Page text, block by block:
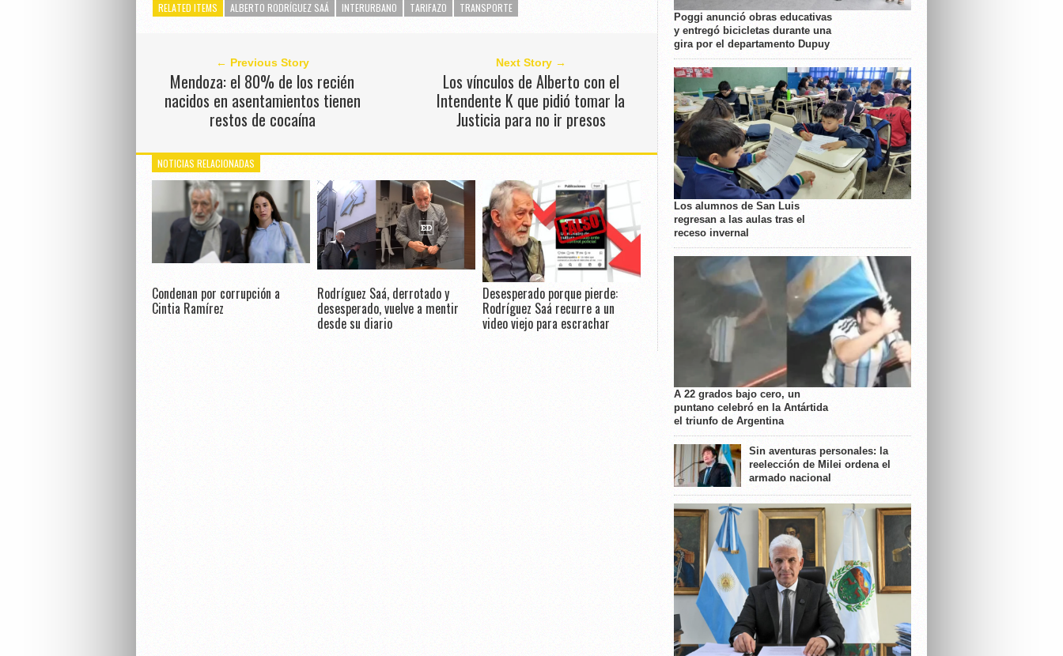
RELATED ITEMS ALBERTO RODRÍGUEZ SAÁ INTERURBANO TARIFAZO TRANSPORTE
← Previous Story
Mendoza: el 80% de los recién
nacidos en asentamientos tienen
restos de cocaína
Next Story →
Los vínculos de Alberto con el
Intendente K que pidió tomar la
Justicia para no ir presos
NOTICIAS RELACIONADAS
Condenan por corrupción a
Cintia Ramírez
Rodríguez Saá, derrotado y
desesperado, vuelve a mentir
desde su diario
Desesperado porque pierde:
Rodríguez Saá recurre a un
video viejo para escrachar
Poggi anunció obras educativas
y entregó bicicletas durante una
gira por el departamento Dupuy
Los alumnos de San Luis
regresan a las aulas tras el
receso invernal
A 22 grados bajo cero, un
puntano celebró en la Antártida
el triunfo de Argentina
Sin aventuras personales: la
reelección de Milei ordena el
armado nacional